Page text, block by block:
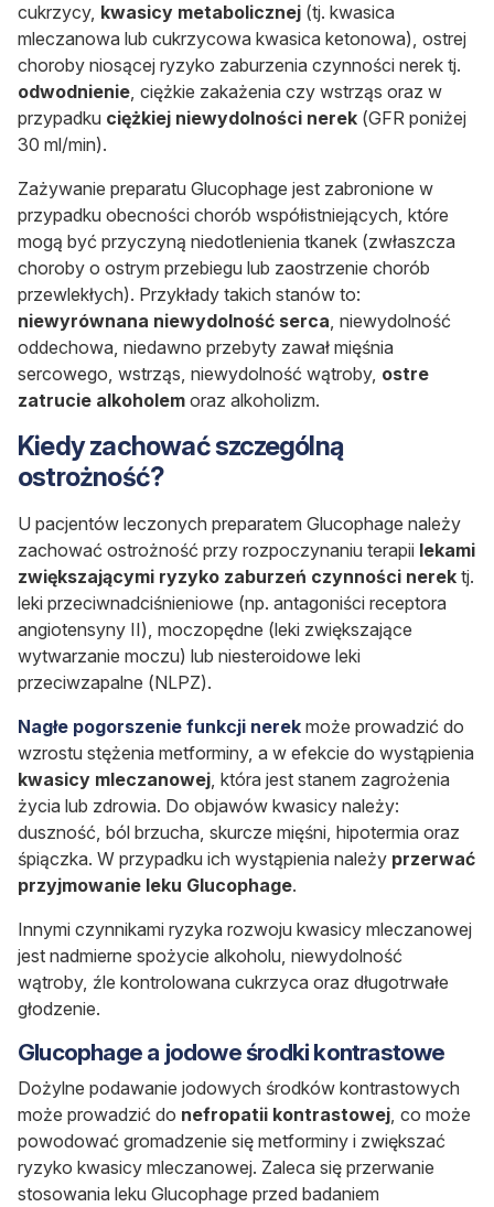
cukrzycy, kwasicy metabolicznej (tj. kwasica
mleczanowa lub cukrzycowa kwasica ketonowa), ostrej
choroby niosącej ryzyko zaburzenia czynności nerek tj.
odwodnienie, ciężkie zakażenia czy wstrząs oraz w
przypadku ciężkiej niewydolności nerek (GFR poniżej
30 ml/min).
Zażywanie preparatu Glucophage jest zabronione w
przypadku obecności chorób współistniejących, które
mogą być przyczyną niedotlenienia tkanek (zwłaszcza
choroby o ostrym przebiegu lub zaostrzenie chorób
przewlekłych). Przykłady takich stanów to:
niewyrównana niewydolność serca, niewydolność
oddechowa, niedawno przebyty zawał mięśnia
sercowego, wstrząs, niewydolność wątroby, ostre
zatrucie alkoholem oraz alkoholizm.
Kiedy zachować szczególną
ostrożność?
U pacjentów leczonych preparatem Glucophage należy
zachować ostrożność przy rozpoczynaniu terapii lekami
zwiększającymi ryzyko zaburzeń czynności nerek tj.
leki przeciwnadciśnieniowe (np. antagoniści receptora
angiotensyny II), moczopędne (leki zwiększające
wytwarzanie moczu) lub niesteroidowe leki
przeciwzapalne (NLPZ).
Nagłe pogorszenie funkcji nerek może prowadzić do
wzrostu stężenia metforminy, a w efekcie do wystąpienia
kwasicy mleczanowej, która jest stanem zagrożenia
życia lub zdrowia. Do objawów kwasicy należy:
duszność, ból brzucha, skurcze mięśni, hipotermia oraz
śpiączka. W przypadku ich wystąpienia należy przerwać
przyjmowanie leku Glucophage.
Innymi czynnikami ryzyka rozwoju kwasicy mleczanowej
jest nadmierne spożycie alkoholu, niewydolność
wątroby, źle kontrolowana cukrzyca oraz długotrwałe
głodzenie.
Glucophage a jodowe środki kontrastowe
Dożylne podawanie jodowych środków kontrastowych
może prowadzić do nefropatii kontrastowej, co może
powodować gromadzenie się metforminy i zwiększać
ryzyko kwasicy mleczanowej. Zaleca się przerwanie
stosowania leku Glucophage przed badaniem